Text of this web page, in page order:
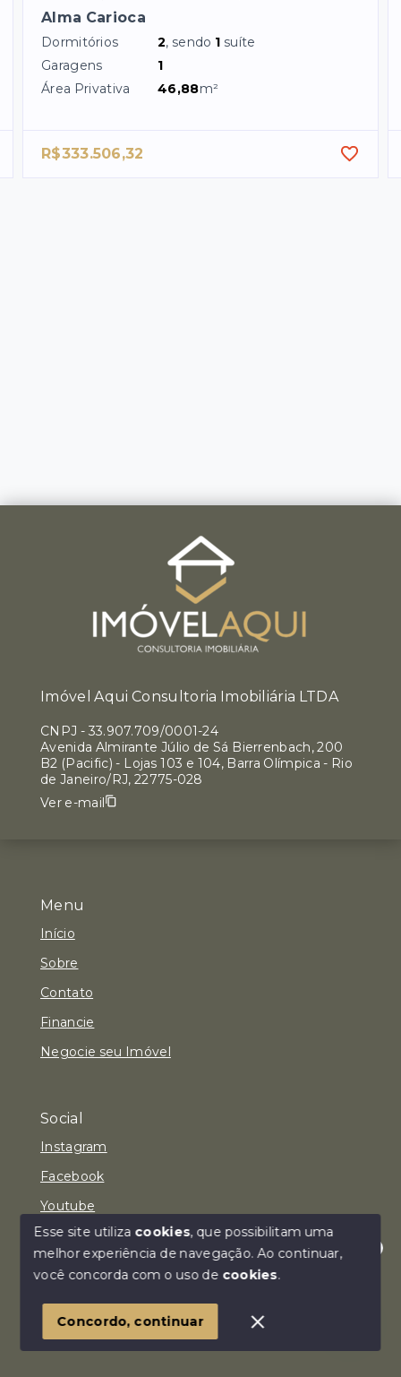
Alma Carioca
Dormitórios 2, sendo 1 suíte
Garagens
1
Área Privativa
46,88m²
R$333.506,32
Olá! Estamos disponíveis para te ajudar.
Menu
Início
Sobre
Contato
Financie
Negocie seu Imóvel
Social
Instagram
Facebook
Youtube
© Copyright 2026 - Imóvel Aqui Consultoria Imobiliária
SITE PARA IMOBILIARIA
Imóvel Aqui Consultoria Imobiliária LTDA
CNPJ - 33.907.709/0001-24
Avenida Almirante Júlio de Sá Bierrenbach, 200
B2 (Pacific) - Lojas 103 e 104, Barra Olímpica - Rio
de Janeiro/RJ, 22775-028
Ver e-mail
Esse site utiliza cookies, que possibilitam uma
melhor experiência de navegação.Ao continuar,
você concorda com o uso de cookies.
Concordo, continuar